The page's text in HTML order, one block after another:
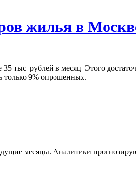
жилья в
тыс. рублей в месяц. Этого
только 9% опрошенных.
месяцы. Аналитики